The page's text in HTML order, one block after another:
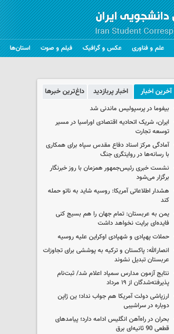
علم و فناوری عکس و گرافیک فیلم و صوت استان‌ها
آخرین اخبار اخبار پربازدید داغ‌ترین خبرها
بیفوما در پرسپولیس ماندنی شد
ایران، شریک اتحادیه اقتصادی اوراسیا در مسیر
توسعه تجارت
آمادگی مرکز اسناد دفاع مقدس سپاه برای همکاری
با رسانه‌ها در روایتگری جنگ
نشست خبری رئیس‌جمهور همزمان با روز خبرنگار
برگزار می‌شود
هشدار اطلاعاتی آمریکا: روسیه شاید به ناتو حمله
کند
یمن به عربستان: تمام جهان را هم بسیج کنی
فایده‌ای برایت نخواهد داشت
حملات پهپادی و شهپادی اوکراین علیه روسیه
انصارالله: پاکستان و ترکیه به پوششی برای تجاوزات
عربستان تبدیل نشوند
نتایج آزمون مدارس سمپاد اعلام شد/ ثبت‌نام
پذیرفته‌شدگان از ۱۹ مرداد
ارزپاشی دولت آمریکا هم جواب نداد؛ ین ژاپن
دوباره در سراشیبی
بحران در راه‌آهن انگلیس ادامه دارد؛ پیامدهای
قطعی 90 ثانیه‌ای برق